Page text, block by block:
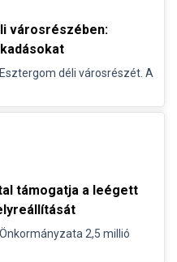
városrészében:
déli városrészét. A
támogatja a leégett
2,5 millió